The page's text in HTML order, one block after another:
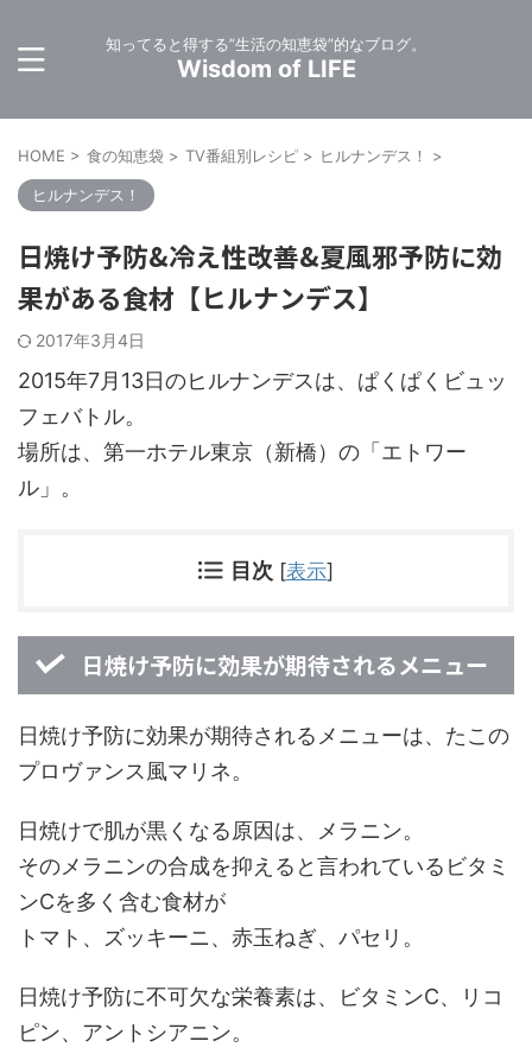
知ってると得する”生活の知恵袋”的なブログ。
Wisdom of LIFE
HOME > 食の知恵袋 > TV番組別レシピ > ヒルナンデス！ >
ヒルナンデス！
日焼け予防&冷え性改善&夏風邪予防に効
果がある食材【ヒルナンデス】
2017年3月4日
2015年7月13日のヒルナンデスは、ぱくぱくビュッ
フェバトル。
場所は、第一ホテル東京（新橋）の「エトワー
ル」。
目次 [表示]
日焼け予防に効果が期待されるメニュー
日焼け予防に効果が期待されるメニューは、たこの
プロヴァンス風マリネ。
日焼けで肌が黒くなる原因は、メラニン。
そのメラニンの合成を抑えると言われているビタミ
ンCを多く含む食材が
トマト、ズッキーニ、赤玉ねぎ、パセリ。
日焼け予防に不可欠な栄養素は、ビタミンC、リコ
ピン、アントシアニン。